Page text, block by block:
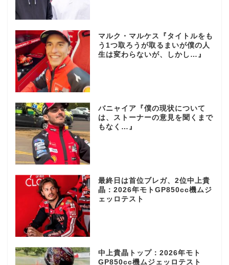
マルク・マルケス『タイトルをも
う1つ取ろうが取るまいが僕の人
生は変わらないが、しかし…』
バニャイア『僕の現状について
は、ストーナーの意見を聞くまで
もなく…』
最終日は首位ブレガ、2位中上貴
晶：2026年モトGP850cc機ムジ
ェッロテスト
中上貴晶トップ：2026年モト
GP850cc機ムジェッロテスト